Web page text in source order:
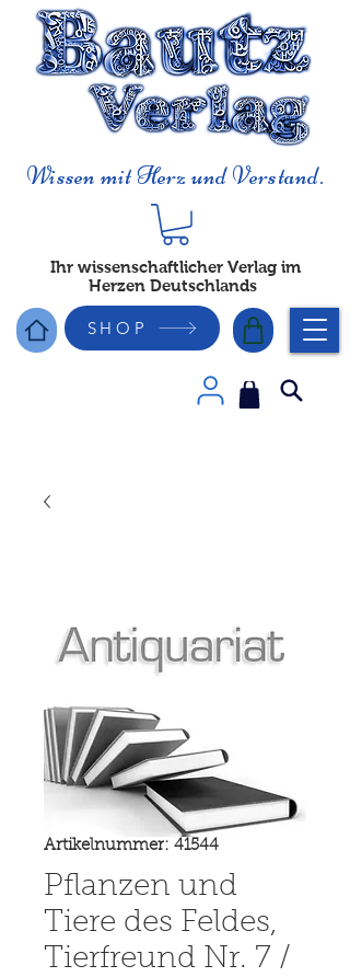
Wissen mit Herz und Verstand.
Ihr wissenschaftlicher Verlag im
Herzen Deutschlands
SHOP
Artikelnummer: 41544
Pflanzen und
Tiere des Feldes,
Tierfreund Nr. 7 /